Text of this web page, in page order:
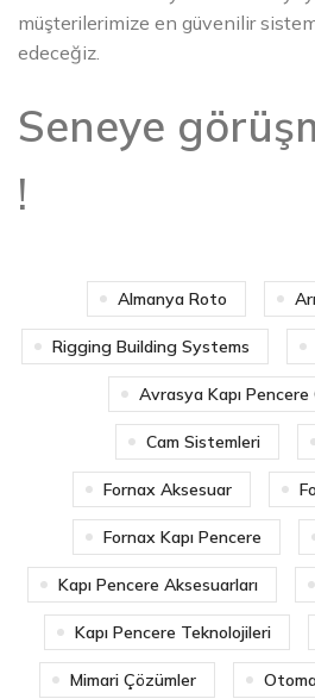
müşterilerimize en güvenilir
edeceğiz.
Seneye
!
Almanya Roto
Rigging Building Systems
Avrasya Kapı Pencere
Cam Sistemleri
Fornax Aksesuar
Fornax Kapı Pencere
Kapı Pencere Aksesuarları
Kapı Pencere Teknolojileri
Mimari Çözümler